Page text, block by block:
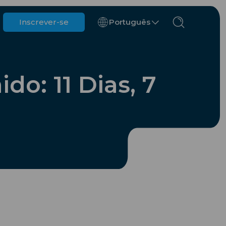
Inscrever-se Português
Chile China
11 Dias, 7